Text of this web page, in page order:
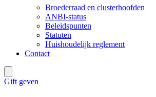
Broederraad en clusterhoofden
ANBI-status
Beleidspunten
Statuten
Huishoudelijk reglement
Contact
Gift geven